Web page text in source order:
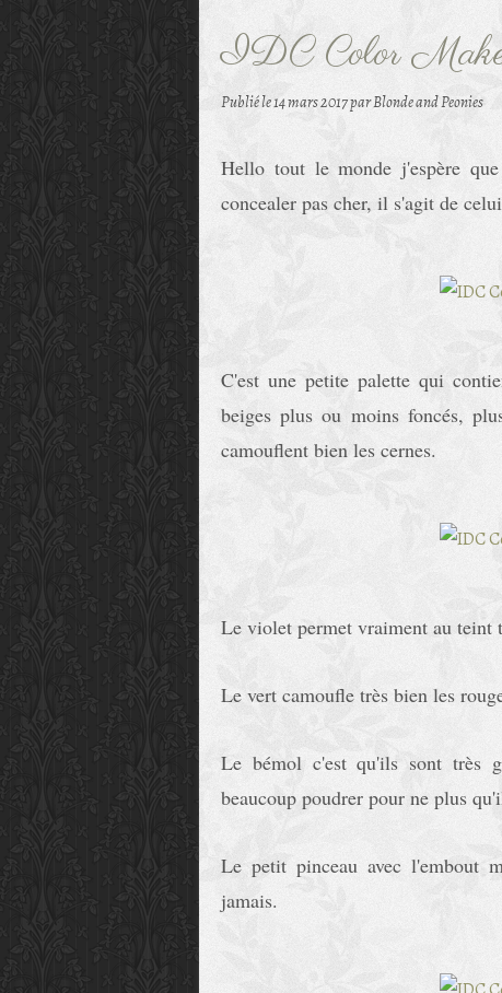
IDC Color Make
Publié le14 mars 2017par Blonde and Peonies
Hello tout le monde j'espère
concealer pas cher, il s'agit de
C'est une petite palette qui
beiges plus ou moins foncés,
camouflent bien les cernes.
Le violet permet vraiment au teint
Le vert camoufle très bien les
Le bémol c'est qu'ils sont très
beaucoup poudrer pour ne plus
Le petit pinceau avec l'embout
jamais.